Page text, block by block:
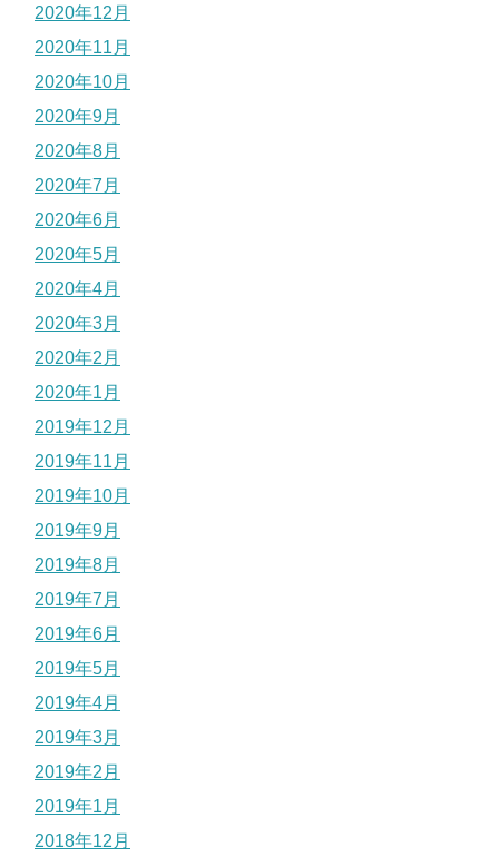
2020年12月
2020年11月
2020年10月
2020年9月
2020年8月
2020年7月
2020年6月
2020年5月
2020年4月
2020年3月
2020年2月
2020年1月
2019年12月
2019年11月
2019年10月
2019年9月
2019年8月
2019年7月
2019年6月
2019年5月
2019年4月
2019年3月
2019年2月
2019年1月
2018年12月